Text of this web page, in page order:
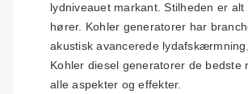
lydniveauet markant. Stilheden er alt
hører. Kohler generatorer har
akustisk avancerede
Kohler diesel generatorer de bedste
alle aspekter og effekter.